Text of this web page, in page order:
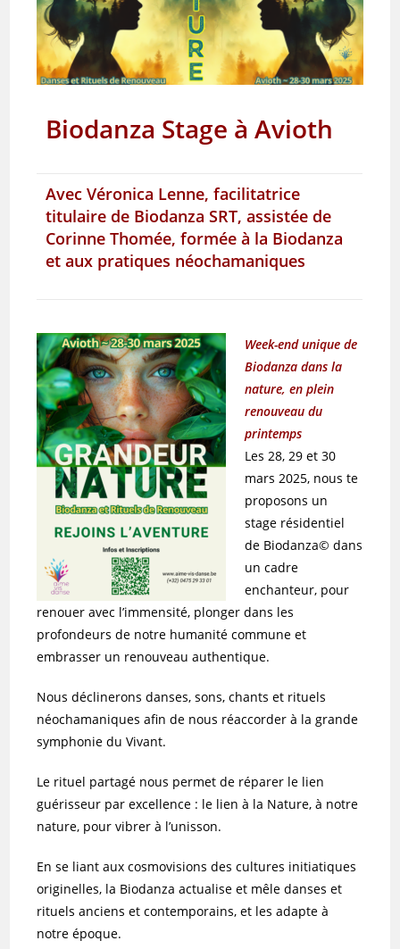
Biodanza Stage à Avioth
Avec Véronica Lenne, facilitatrice
titulaire de Biodanza SRT, assistée de
Corinne Thomée, formée à la Biodanza
et aux pratiques néochamaniques
Week-end unique de
Biodanza dans la
nature, en plein
renouveau du
printemps
Les 28, 29 et 30
mars 2025, nous te
proposons un
stage résidentiel
de Biodanza© dans
un cadre
enchanteur, pour
renouer avec l’immensité, plonger dans les
profondeurs de notre humanité commune et
embrasser un renouveau authentique.
Nous déclinerons danses, sons, chants et rituels
néochamaniques afin de nous réaccorder à la grande
symphonie du Vivant.
Le rituel partagé nous permet de réparer le lien
guérisseur par excellence : le lien à la Nature, à notre
nature, pour vibrer à l’unisson.
En se liant aux cosmovisions des cultures initiatiques
originelles, la Biodanza actualise et mêle danses et
rituels anciens et contemporains, et les adapte à
notre époque.